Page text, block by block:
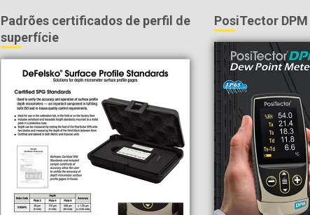
Padrões certificados de perfil de
superfície
PosiTector DPM